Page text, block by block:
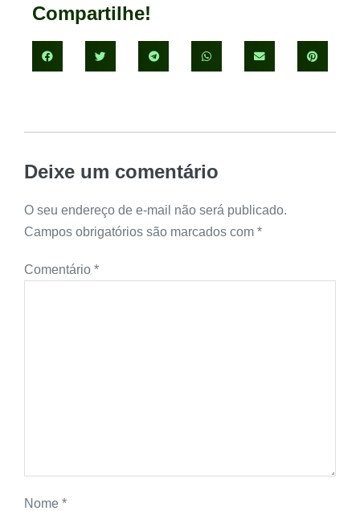
Compartilhe!
Deixe um comentário
O seu endereço de e-mail não será publicado.
Campos obrigatórios são marcados com *
Comentário *
Nome *